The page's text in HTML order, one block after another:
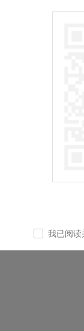
我已阅读